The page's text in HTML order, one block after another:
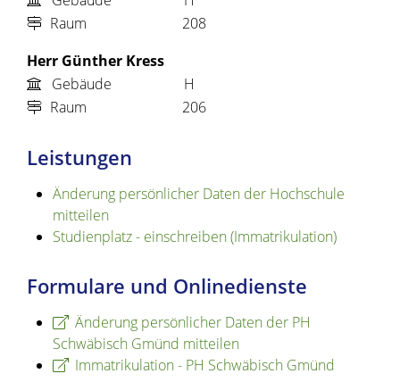
Raum
208
Herr Günther Kress
Gebäude
H
Raum
206
Leistungen
Änderung persönlicher Daten der Hochschule
mitteilen
Studienplatz - einschreiben (Immatrikulation)
Formulare und Onlinedienste
Änderung persönlicher Daten der PH
Schwäbisch Gmünd mitteilen
Immatrikulation - PH Schwäbisch Gmünd